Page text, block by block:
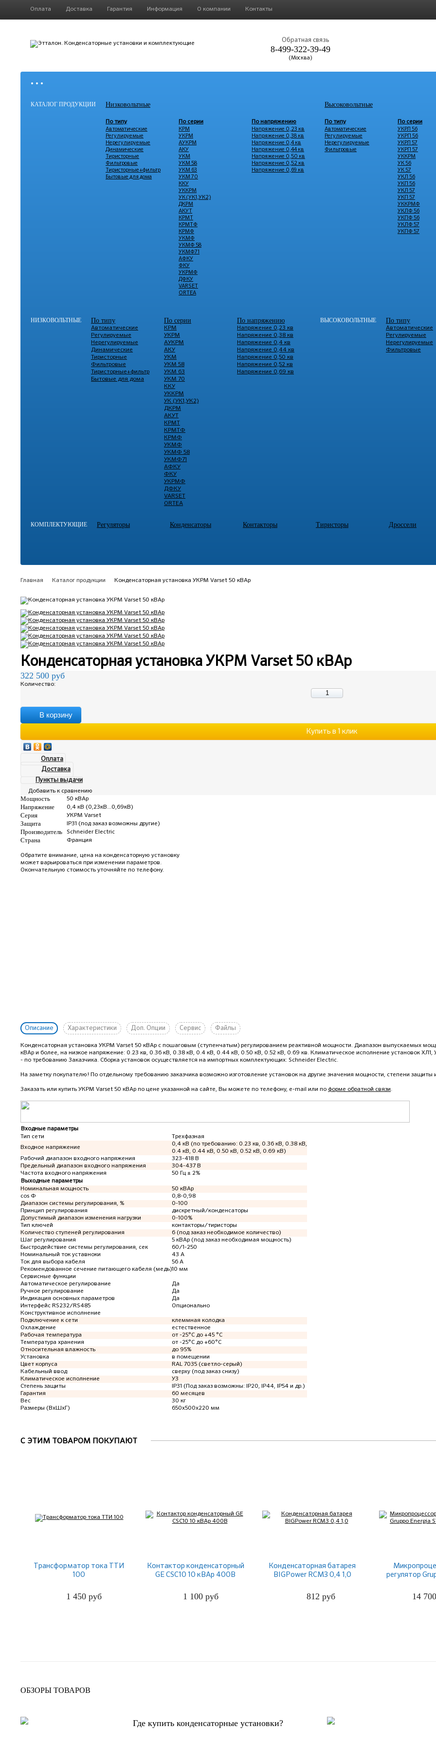
Оплата Доставка Гарантия Информация О компании Контакты
Обратная связь
8-499-322-39-49
(Москва)
• • •
КАТАЛОГ ПРОДУКЦИИ Низковольтные
По типу
Автоматические
Регулируемые
Нерегулируемые
Динамические
Тиристорные
Фильтровые
Тиристорные+фильтр
Бытовые для дома
По серии
КРМ
УКРМ
АУКРМ
АКУ
УКМ
УКМ 58
УКМ 63
УКМ 70
ККУ
УККРМ
УК (УК1,УК2)
ДКРМ
АКУТ
КРМТ
КРМТФ
КРМФ
УКМФ
УКМФ 58
УКМФ71
АФКУ
ФКУ
УКРМФ
ДФКУ
VARSET
ORTEA
По напряжению
Напряжение 0,23 кв
Напряжение 0,38 кв
Напряжение 0,4 кв
Напряжение 0,44 кв
Напряжение 0,50 кв
Напряжение 0,52 кв
Напряжение 0,69 кв
Высоковольтные
По типу
Автоматические
Регулируемые
Нерегулируемые
Фильтровые
По серии
УКРЛ 56
УКРП 56
УКРЛ 57
УКРП 57
УККРМ
УК 56
УК 57
УКЛ 56
УКП 56
УКЛ 57
УКП 57
УККРМФ
УКЛФ 56
УКПФ 56
УКЛФ 57
УКПФ 57
НИЗКОВОЛЬТНЫЕ По типу
Автоматические
Регулируемые
Нерегулируемые
Динамические
Тиристорные
Фильтровые
Тиристорные+фильтр
Бытовые для дома
По серии
КРМ
УКРМ
АУКРМ
АКУ
УКМ
УКМ 58
УКМ 63
УКМ 70
ККУ
УККРМ
УК (УК1,УК2)
ДКРМ
АКУТ
КРМТ
КРМТФ
КРМФ
УКМФ
УКМФ 58
УКМФ71
АФКУ
ФКУ
УКРМФ
ДФКУ
VARSET
ORTEA
По напряжению
Напряжение 0,23 кв
Напряжение 0,38 кв
Напряжение 0,4 кв
Напряжение 0,44 кв
Напряжение 0,50 кв
Напряжение 0,52 кв
Напряжение 0,69 кв
ВЫСОКОВОЛЬТНЫЕ По типу
Автоматические
Регулируемые
Нерегулируемые
Фильтровые
КОМПЛЕКТУЮЩИЕ Регуляторы Конденсаторы Контакторы Тиристоры Дроссели
Главная Каталог продукции Конденсаторная установка УКРМ Varset 50 кВАр
Конденсаторная установка УКРМ Varset 50 кВАр
322 500 руб
Количество:
В корзину
Купить в 1 клик
Оплата
Доставка
Пункты выдачи
Добавить к сравнению
Мощность 50 кВАр
Напряжение 0,4 кВ (0,23кВ...0,69кВ)
Серия УКРМ Varset
Защита IP31 (под заказ возможны другие)
Производитель Schneider Electric
Страна Франция
Обратите внимание, цена на конденсаторную установку
может варьироваться при изменении параметров.
Окончательную стоимость уточняйте по телефону.
Описание Характеристики Доп. Опции Сервис Файлы
Конденсаторная установка УКРМ Varset 50 кВАр с пошаговым (ступенчатым) регулированием реактивной мощности. Диапазон выпускаемых
кВАр и более, на низкое напряжение: 0.23 кв, 0.36 кВ, 0.38 кВ, 0.4 кВ, 0.44 кВ, 0.50 кВ, 0.52 кВ, 0.69 кв. Климатическое исполнение установок ХЛ1,
- по требованию Заказчика. Сборка установок осуществляется на импортных комплектующих: Schneider Electric.
На заметку покупателю! По отдельному требованию заказчика возможно изготовление установок на другие значения мощности, степени защиты
Заказать или купить УКРМ Varset 50 кВАр по цене указанной на сайте, Вы можете по телефону, e-mail или по форме обратной связи.
Входные параметры
Тип сети
Трехфазная
Входное напряжение
0,4 кВ (по требованию: 0.23 кв, 0.36 кВ, 0.38 кВ,
0.4 кВ, 0.44 кВ, 0.50 кВ, 0.52 кВ, 0.69 кВ)
Рабочий диапазон входного напряжения
323-418 В
Предельный диапазон входного напряжения
304-437 В
Частота входного напряжения
50 Гц ± 2%
Выходные параметры
Номинальная мощность
50 кВАр
cos Ф
0,8-0,98
Диапазон системы регулирования, %
0-100
Принцип регулирования
дискретный/конденсаторы
Допустимый диапазон изменения нагрузки
0-100%
Тип ключей
контакторы/тиристоры
Количество ступеней регулирования
6 (под заказ необходимое количество)
Шаг регулирования
5 кВАр (под заказ необходимая мощность)
Быстродействие системы регулирования, сек
60/1-250
Номинальный ток уставноки
43 А
Ток для выбора кабеля
56 А
Рекомендованное сечение питающего кабеля (медь)10 мм
Сервисные функции
Автоматическое регулирование
Да
Ручное регулирование
Да
Индикация основных параметров
Да
Интерфейс RS232/RS485
Опционально
Конструктивное исполнение
Подключение к сети
клеммная колодка
Охлаждение
естественное
Рабочая температура
от -25°C до +45 °C
Температура хранения
от -25°C до +60°C
Относительная влажность
до 95%
Установка
в помещении
Цвет корпуса
RAL 7035 (светло-серый)
Кабельный ввод
сверху (под заказ снизу)
Климатическое исполнение
У3
Степень защиты
IP31 (Под заказ возможны: IP20, IP44, IP54 и др.)
Гарантия
60 месяцев
Вес
30 кг
Размеры (ВхШхГ)
650х500х220 мм
С ЭТИМ ТОВАРОМ ПОКУПАЮТ
Трансформатор тока ТТИ
100
1 450 руб
Контактор конденсаторный
GE CSC10 10 кВАр 400В
1 100 руб
Конденсаторная батарея
BIGPower RCM3 0,4 1,0
812 руб
регулятор
14 700
ОБЗОРЫ ТОВАРОВ
Где купить конденсаторные установки?